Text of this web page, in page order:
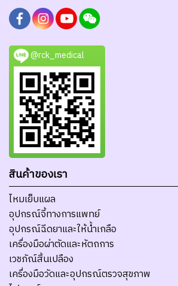
@rck_medical
สินค้าของเรา
ไหมเย็บแผล
อุปกรณ์จี้ทางการแพทย์
อุปกรณ์ฉีดยาและให้น้ำเกลือ
เครื่องมือผ่าตัดและหัตถการ
เวชภัณ์สิ้นเปลือง
เครื่องมือวัดและอุปกรณ์ตรวจสุขภาพ